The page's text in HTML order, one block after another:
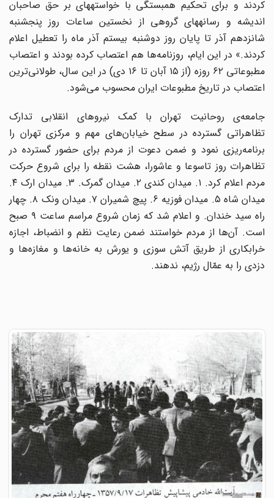
کردند و برای تحکیم همبستگی با خواستههای بر حق صاحبان
اندیشه و رسانههای گروهی از نخستین ساعات روز پنجشنبه
شانزدهم آذر تا پایان روز دوشنبه بیستم آذر ماه را تعطیل اعلام
کردند.» در این ایام، روزنامه‌ها هم اعتصاب کرده بودند و اعتصاب
مطبوعاتی ۶۲ روزه (از ۱۵ آبان تا ۱۶ دی) در این سال، طولانی‌ترین
اعتصاب در تاریخ مطبوعات ایران محسوب می‌شود.
جامعه‌ی روحانیت تهران با کمک نیروهای انقلابی تدارک
تظاهراتی گسترده در سطح خیابان‌های مهم و مرکزی تهران را
برنامه‌ریزی نمود و ضمن دعوت از مردم برای حضور گسترده در
تظاهرات روز تاسوعا و عاشورا، هشت نقطه را برای شروع حرکت
مردم اعلام کرد. ۱. میدان کندی ۲. میدان گمرک. ۳. میدان ارک ۴.
میدان شاه ۵. میدان فوزیه ۶. پیچ شمیران ۷. میدان ونک ۸. چهار
راه سید خندان. و اعلام شد که زمان شروع مراسم ساعت ۹ صبح
است. آن‌ها از مردم خواستند ضمن رعایت نظم و انضباط، اجازه
خرابکاری از طریق آتش سوزی و یورش به خانه‌ها و مغازه‌ها و
دزدی را به عمّال رژیم، ندهند.